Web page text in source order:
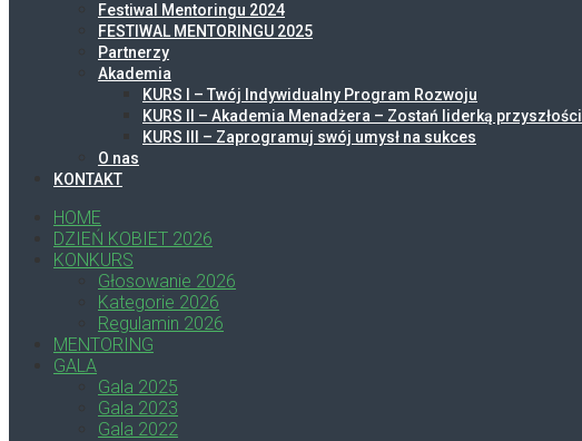
Festiwal Mentoringu 2024
FESTIWAL MENTORINGU 2025
Partnerzy
Akademia
KURS I – Twój Indywidualny Program Rozwoju
KURS II – Akademia Menadżera – Zostań liderką przyszłości
KURS III – Zaprogramuj swój umysł na sukces
O nas
KONTAKT
HOME
DZIEŃ KOBIET 2026
KONKURS
Głosowanie 2026
Kategorie 2026
Regulamin 2026
MENTORING
GALA
Gala 2025
Gala 2023
Gala 2022